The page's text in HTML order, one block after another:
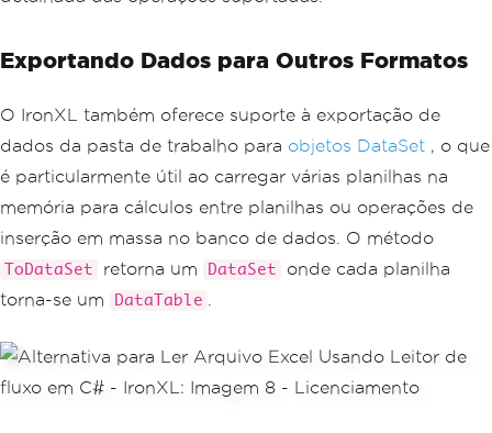
s[i];
"B{i + 2}"
    sheet
[$"C{i + 2}"].Value = revenue
[
"C{i + 2}" ]. FormatString
"$#,##0.00" ;
}
// Save the workbook
workbook. SaveAs
"FormattedReport.xls
Console.WriteLine (
Exportando Dados para Outros Formatos
O IronXL também oferece suporte à exportação de
dados da pasta de trabalho para objetos DataSet , o que
é particularmente útil ao carregar várias planilhas na
memória para cálculos entre planilhas ou operações de
inserção em massa no banco de dados. O método
ToDataSet retorna um DataSet
onde cada planilha
torna-se um
DataTable